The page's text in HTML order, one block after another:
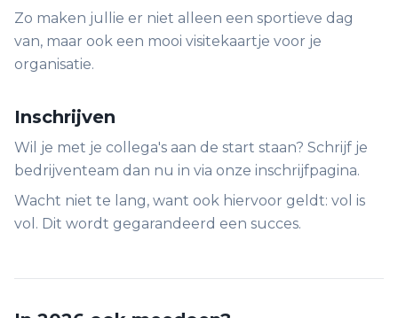
Zo maken jullie er niet alleen een sportieve dag
van, maar ook een mooi visitekaartje voor je
organisatie.
Inschrijven
Wil je met je collega's aan de start staan? Schrijf je
bedrijventeam dan nu in via onze inschrijfpagina.
Wacht niet te lang, want ook hiervoor geldt: vol is
vol. Dit wordt gegarandeerd een succes.